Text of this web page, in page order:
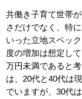
共働き子育て世帯
さだけでなく、特
いった立地スペッ
度の増加は想定し
万円未満であると
は、20代と40代は
でいますが、30代